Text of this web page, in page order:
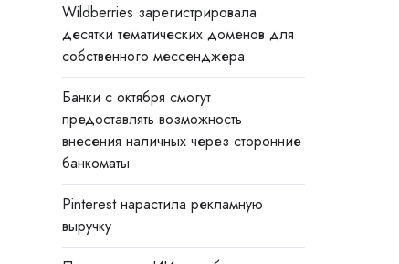
Wildberries зарегистрировала
десятки тематических доменов для
собственного мессенджера
Банки с октября смогут
предоставлять возможность
внесения наличных через сторонние
банкоматы
Pinterest нарастила рекламную
выручку